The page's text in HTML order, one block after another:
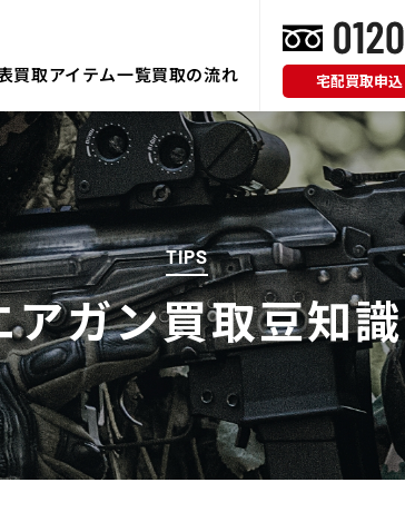
買取アイテム一覧買取の流れ 宅配買取申込
TIPS
アガン買取豆知識